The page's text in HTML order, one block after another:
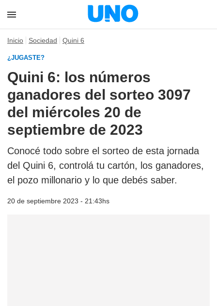
Inicio Sociedad Quini 6
¿JUGASTE?
Quini 6: los números
ganadores del sorteo 3097
del miércoles 20 de
septiembre de 2023
Conocé todo sobre el sorteo de esta jornada
del Quini 6, controlá tu cartón, los ganadores,
el pozo millonario y lo que debés saber.
20 de septiembre 2023 - 21:43hs